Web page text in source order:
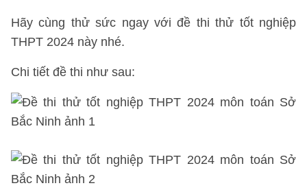
Hãy cùng thử sức ngay với đề thi thử tốt nghiệp
THPT 2024 này nhé.
Chi tiết đề thi như sau: